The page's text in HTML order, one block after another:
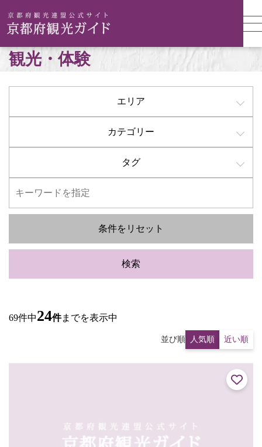
観光・体験
エリア
カテゴリー
タグ
条件をリセット
検索
69件中24件までを表示中
並び順 人気順 近い順